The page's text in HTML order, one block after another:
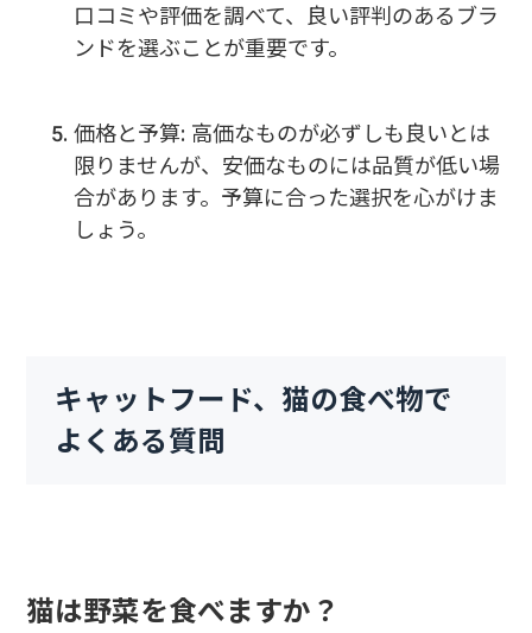
口コミや評価を調べて、良い評判のあるブラ
ンドを選ぶことが重要です。
価格と予算: 高価なものが必ずしも良いとは
限りませんが、安価なものには品質が低い場
合があります。予算に合った選択を心がけま
しょう。
キャットフード、猫の食べ物で
よくある質問
猫は野菜を食べますか？